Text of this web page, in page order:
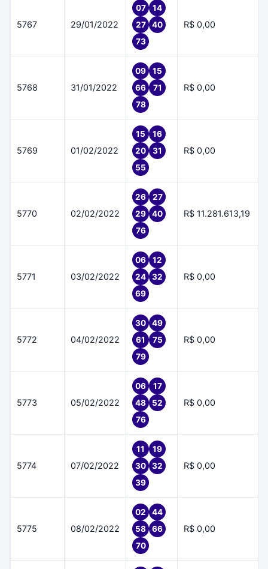
5767 29/01/2022
07
14
27
40
73
R$ 0,00
5768 31/01/2022
09
15
66
71
78
R$ 0,00
5769 01/02/2022
15
16
20
31
55
R$ 0,00
5770 02/02/2022
26
27
29
40
76
R$ 11.281.613,19
5771 03/02/2022
06
12
24
32
69
R$ 0,00
5772 04/02/2022
30
49
61
75
79
R$ 0,00
5773 05/02/2022
06
17
48
52
76
R$ 0,00
5774 07/02/2022
11
19
30
32
39
R$ 0,00
5775 08/02/2022
02
44
58
66
70
R$ 0,00